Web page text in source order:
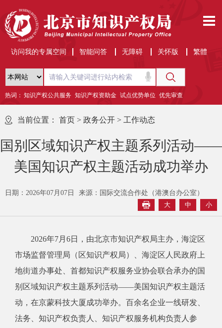
访问我的专属空间 智能问答 无障碍 关怀版 繁體
热词： 知识产权公共服务 知识产权资助金 试点优势单位 优先审查
当前位置： 首页 > 政务公开 > 工作动态
国别区域知识产权主题系列活动——
美国知识产权主题活动成功举办
日期：2026年07月07日
来源：国际交流合作处（港澳台办公室）
大
中 小
2026年7月6日，由北京市知识产权局主办，海淀区
市场监督管理局（区知识产权局）、海淀区人民政府上
地街道办事处、首都知识产权服务业协会联合承办的国
别区域知识产权主题系列活动——美国知识产权主题活
动，在京蒙科技大厦成功举办。百余名企业一线研发、
法务、知识产权负责人、知识产权服务机构负责人参